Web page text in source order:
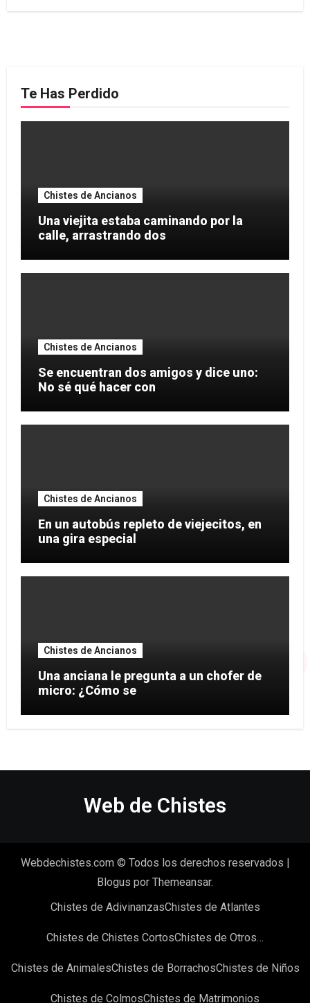
Te Has Perdido
Chistes de Ancianos
Una viejita estaba caminando por la
calle, arrastrando dos
Chistes de Ancianos
Se encuentran dos amigos y dice uno:
No sé qué hacer con
Chistes de Ancianos
En un autobús repleto de viejecitos, en
una gira especial
Chistes de Ancianos
Una anciana le pregunta a un chofer de
micro: ¿Cómo se
Web de Chistes
Webdechistes.com © Todos los derechos reservados
Blogus por Themeansar.
Chistes de AdivinanzasChistes de Atlantes
Chistes de Chistes CortosChistes de Otros…
Chistes de AnimalesChistes de BorrachosChistes de Niños
Chistes de ColmosChistes de Matrimonios